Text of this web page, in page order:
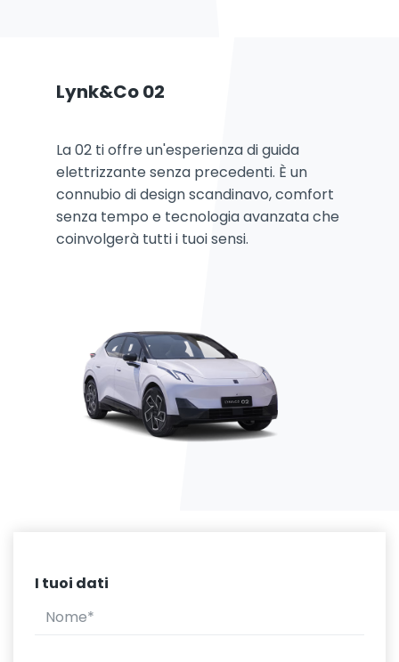
Lynk&Co 02
La 02 ti offre un'esperienza di guida
elettrizzante senza precedenti. È un
connubio di design scandinavo, comfort
senza tempo e tecnologia avanzata che
coinvolgerà tutti i tuoi sensi.
I tuoi dati